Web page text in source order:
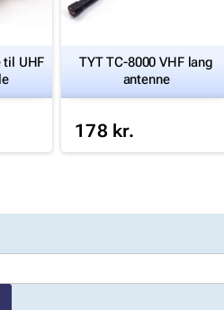
til UHF
TYT TC-8000 VHF lang
antenne
178 kr.